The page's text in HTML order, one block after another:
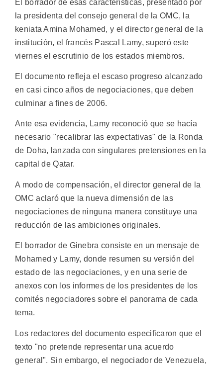
El borrador de esas características, presentado por
la presidenta del consejo general de la OMC, la
keniata Amina Mohamed, y el director general de la
institución, el francés Pascal Lamy, superó este
viernes el escrutinio de los estados miembros.
El documento refleja el escaso progreso alcanzado
en casi cinco años de negociaciones, que deben
culminar a fines de 2006.
Ante esa evidencia, Lamy reconoció que se hacía
necesario "recalibrar las expectativas" de la Ronda
de Doha, lanzada con singulares pretensiones en la
capital de Qatar.
A modo de compensación, el director general de la
OMC aclaró que la nueva dimensión de las
negociaciones de ninguna manera constituye una
reducción de las ambiciones originales.
El borrador de Ginebra consiste en un mensaje de
Mohamed y Lamy, donde resumen su versión del
estado de las negociaciones, y en una serie de
anexos con los informes de los presidentes de los
comités negociadores sobre el panorama de cada
tema.
Los redactores del documento especificaron que el
texto "no pretende representar una acuerdo
general". Sin embargo, el negociador de Venezuela,